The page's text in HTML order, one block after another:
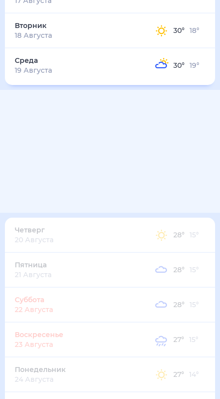
Вторник
18 Августа
30° 18°
Среда
19 Августа
30° 19°
Четверг
20 Августа
28° 15°
Пятница
21 Августа
28° 15°
Суббота
22 Августа
28° 15°
Воскресенье
23 Августа
27° 15°
Понедельник
24 Августа
27° 14°